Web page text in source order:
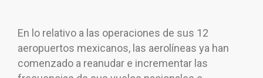
En lo relativo a las operaciones de sus 12
aeropuertos mexicanos, las aerolíneas ya han
comenzado a reanudar e incrementar las